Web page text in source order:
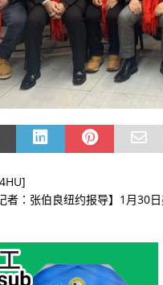
者：张伯良纽约报导】 1 月30